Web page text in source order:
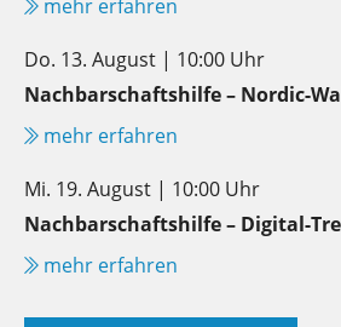
mehr erfahren
Do. 13. August | 10:00 Uhr
Nachbarschaftshilfe – Nordic-
mehr erfahren
Mi. 19. August | 10:00 Uhr
Nachbarschaftshilfe – Digital-
mehr erfahren